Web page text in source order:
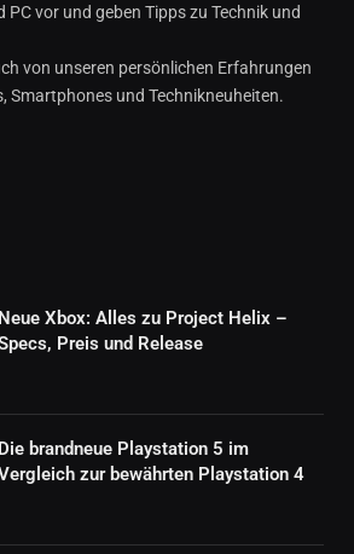
PC vor und geben Tipps zu Technik und
von unseren persönlichen Erfahrungen
Smartphones und Technikneuheiten.
Neue Xbox: Alles zu Project Helix –
Preis und Release
Die brandneue Playstation 5 im
zur bewährten Playstation 4